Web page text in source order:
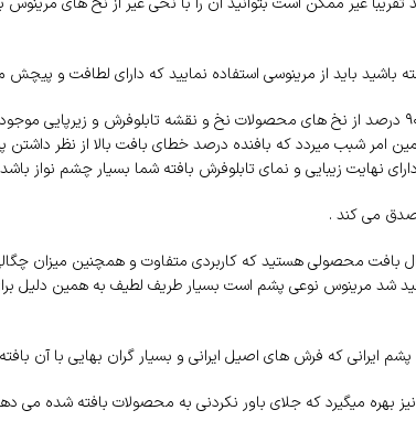
باشید باید از مرینوسی استفاده نمایید که دارای لطافت و
از این رو ما در مجموعه پرشین بافت از نخ مرینوس اعلاء ( که از درجه یک بالاتر است) استفاده می نماییم اما فرق در کجاست ؟ ۹۰ درصد از نخ های محصولات نخ و نقشه
امر شبب میردد که بافنده درصد خطای بافت بالا از نظر
بافت محصولی هستید که کاربردی متفاوت و همچنین میزان
مرینوس نوعی پشم است بسیار طریف لطیف به همین دلیل برای
که فرش های اصیل ایرانی و بسیار گران بهایی با آن
بهره میگیرد که جلای باور نکردنی به محصولات بافته شده می